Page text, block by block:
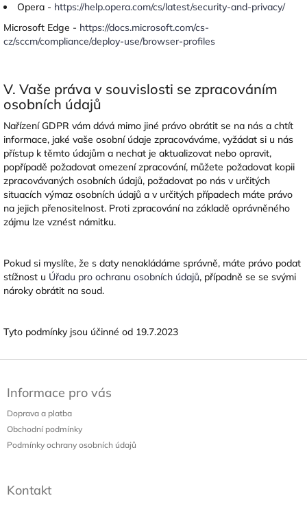
Opera - https://help.opera.com/cs/latest/security-and-privacy/
Microsoft Edge - https://docs.microsoft.com/cs-
cz/sccm/compliance/deploy-use/browser-profiles
V. Vaše práva v souvislosti se zpracováním
osobních údajů
Nařízení GDPR vám dává mimo jiné právo obrátit se na nás a chtít
informace, jaké vaše osobní údaje zpracováváme, vyžádat si u nás
přístup k těmto údajům a nechat je aktualizovat nebo opravit,
popřípadě požadovat omezení zpracování, můžete požadovat kopii
zpracovávaných osobních údajů, požadovat po nás v určitých
situacích výmaz osobních údajů a v určitých případech máte právo
na jejich přenositelnost. Proti zpracování na základě oprávněného
zájmu lze vznést námitku.
Pokud si myslíte, že s daty nenakládáme správně, máte právo podat
stížnost u Úřadu pro ochranu osobních údajů, případně se se svými
nároky obrátit na soud.
Tyto podmínky jsou účinné od 19.7.2023
Informace pro vás
Doprava a platba
Obchodní podmínky
Podmínky ochrany osobních údajů
Kontakt